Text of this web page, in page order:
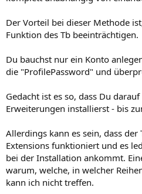
Der Vorteil bei dieser Methode
Funktion des Tb beeinträchtigen.
Du bauchst nur ein Konto
die "ProfilePassword" und
Gedacht ist es so, dass Du
Erweiterungen installierst - bis
Allerdings kann es sein, dass
Extensions funktioniert und es
bei der Installation ankommt.
warum, welche, in welcher
kann ich nicht treffen.